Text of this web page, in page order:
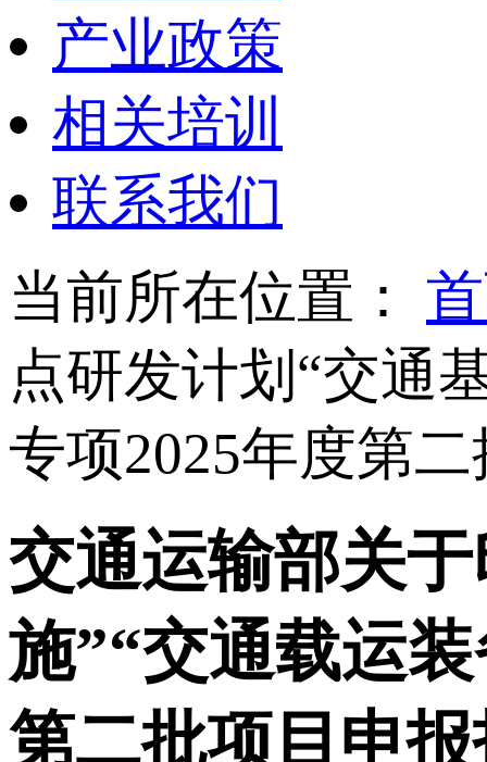
产业政策
相关培训
联系我们
当前所在位置：
点研发计划“交通
专项2025年度第
交通运输部关
施”“交通载运
第二批项目申